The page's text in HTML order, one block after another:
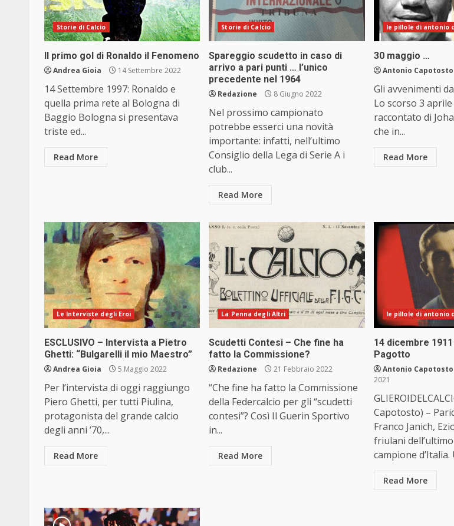
Storie di Calcio
Il primo gol di Ronaldo il Fenomeno
Andrea Gioia 14 Settembre 2022
14 Settembre 1997: Ronaldo e
quella prima rete al Bologna di
Baggio Bologna si presentava
triste ed...
Read More
Storie di Calcio
Spareggio scudetto in caso di
arrivo a pari punti … l’unico
precedente nel 1964
Redazione 8 Giugno 2022
Nel prossimo campionato
potrebbe esserci una novità
importante: infatti, nell’ultimo
Consiglio della Lega di Serie A i
club...
Read More
le pillole di antonio
30 maggio …
Antonio Capotosto
Gli avvenimenti
Lo scorso 3
raccontato di
che in...
Read More
Le Interviste degli Eroi
ESCLUSIVO – Intervista a Pietro
Ghetti: “Bulgarelli il mio Maestro”
Andrea Gioia 5 Maggio 2022
Per l’intervista di oggi raggiungo
Piero Ghetti, per tutti Piulina,
protagonista del grande calcio
degli anni ’70,...
Read More
La Penna degli Altri
Scudetti Contesi – Che fine ha
fatto la Commissione?
Redazione 21 Febbraio 2022
“Che fine ha fatto la Commissione
della Federcalcio per gli “scudetti
contesi”? Così Il Guerin Sportivo
in...
Read More
le pillole di antonio
14 dicembre
Pagotto
Antonio Capotosto
2021
Capotosto) –
Franco Janich,
friulani
campione d’Italia.
Read More